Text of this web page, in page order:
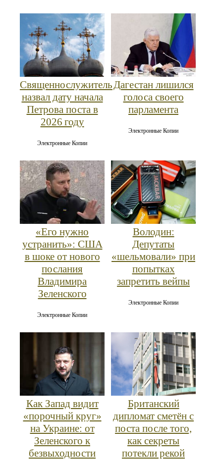
Священнослужитель
назвал дату начала
Петрова поста в
2026 году
Электронные Копии
Дагестан лишился
голоса своего
парламента
Электронные Копии
«Его нужно
устранить»: США
в шоке от нового
послания
Владимира
Зеленского
Электронные Копии
Володин:
Депутаты
«шельмовали» при
попытках
запретить вейпы
Электронные Копии
Как Запад видит
«порочный круг»
на Украине: от
Зеленского к
безвыходности
Британский
дипломат сметён с
поста после того,
как секреты
потекли рекой